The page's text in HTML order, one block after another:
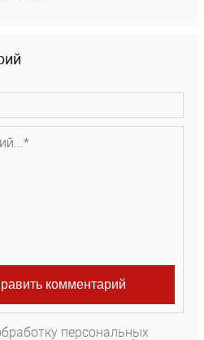
персональных